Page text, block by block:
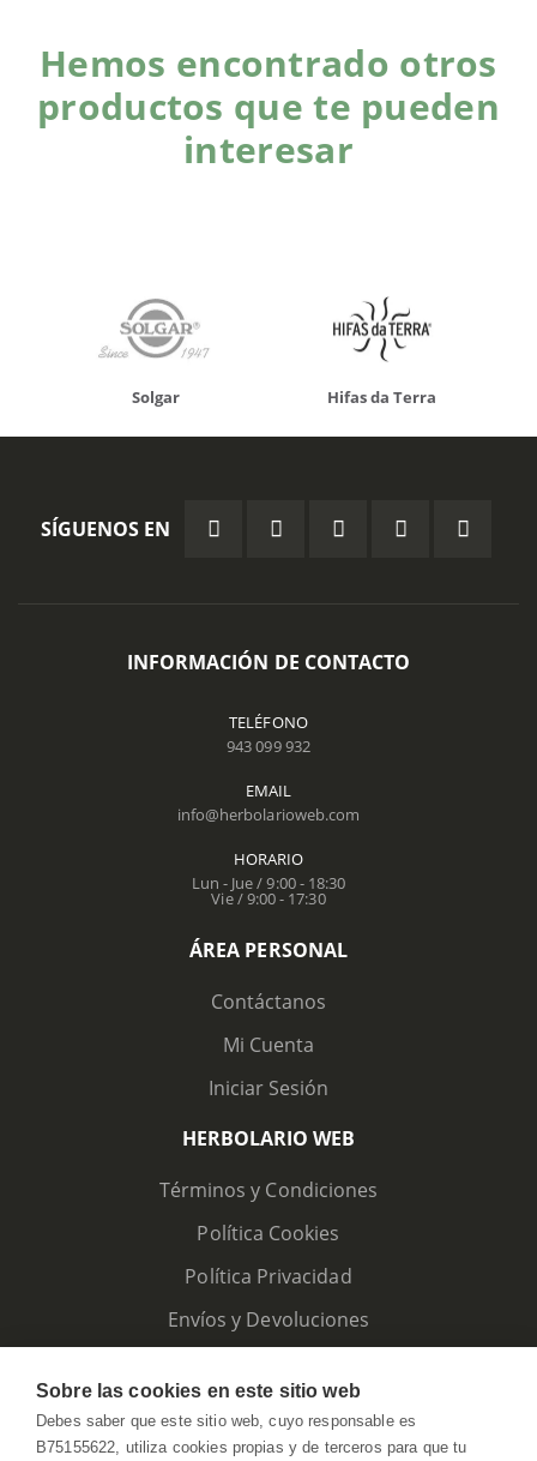
Hemos encontrado otros
productos que te pueden
interesar
Solgar Hifas da Terra
SÍGUENOS EN
INFORMACIÓN DE CONTACTO
TELÉFONO
943 099 932
EMAIL
info@herbolarioweb.com
HORARIO
Lun - Jue / 9:00 - 18:30
Vie / 9:00 - 17:30
ÁREA PERSONAL
Contáctanos
Mi Cuenta
Iniciar Sesión
HERBOLARIO WEB
Términos y Condiciones
Política Cookies
Política Privacidad
Envíos y Devoluciones
Sobre las cookies en este sitio web
Debes saber que este sitio web, cuyo responsable es
B75155622, utiliza cookies propias y de terceros para que tu